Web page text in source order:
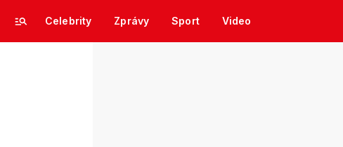
Celebrity Zprávy Sport Video